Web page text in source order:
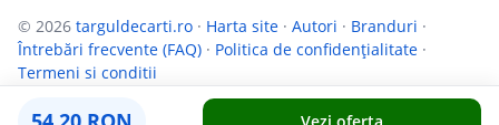
© 2026 targuldecarti.ro · Harta site · Autori · Branduri ·
Întrebări frecvente (FAQ) · Politica de confidențialitate ·
Termeni si conditii
Parteneri:InfoCompanii.ro GoShopping.ro